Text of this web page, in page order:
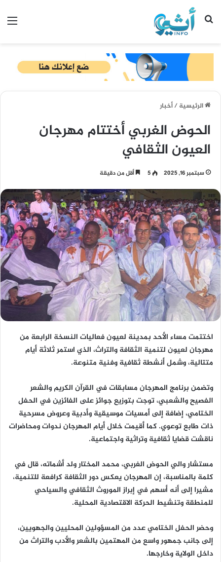
بحث عن
الرئيسية/أخبار
الحوض الغربي أختتام مهرجان
العيون الثقافي
سبتمبر 16, 2025 5 أقل من دقيقة
اختتمت مساء الأحد بمدينة لعيون فعاليات النسخة الرابعة من
مهرجان لعيون لتنمية الثقافة والتراث، الذي استمر ثلاثة أيام
متتالية، وشمل أنشطة ثقافية وفنية متنوعة.
وتضمن برنامج المهرجان مسابقات في القرآن الكريم والشعر
الفصيح والشعبي، توجت بتوزيع جوائز على الفائزين في الحفل
الختامي، إضافة إلى أمسيات موسيقية وأدبية وعروض مسرحية
ذات طابع توعوي. كما أقيمت خلال أيام المهرجان ندوات ومحاضرات
ناقشت قضايا ثقافية وتراثية واجتماعية.
مستشار والي الحوض الغربي، محمد المختار ولد أشماته، قال في
كلمة بالمناسبة، إن المهرجان يعكس دور الثقافة كرافعة للتنمية،
مشيرا إلى أنه أسهم في إبراز الموروث الثقافي والسياحي
للمنطقة وتنشيط الحركة الاقتصادية المحلية.
وحضر الحفل الختامي عدد من المسؤولين المحليين والجهويين،
إلى جانب جمهور واسع من المهتمين بالشعر والأدب والتراث من
داخل الولاية وخارجها.